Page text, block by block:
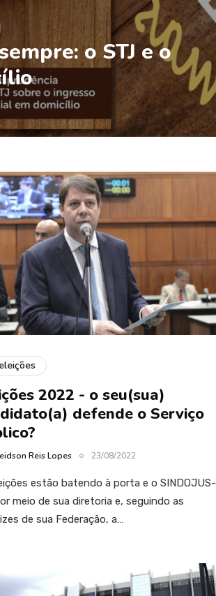
o STJ e o
eleições
2022 - o seu(sua)
defende o Serviço
Reis Lopes 23/08/2022
estão batendo à porta e o SINDOJUS-
meio de sua diretoria e, seguindo as
de sua Federação, a…